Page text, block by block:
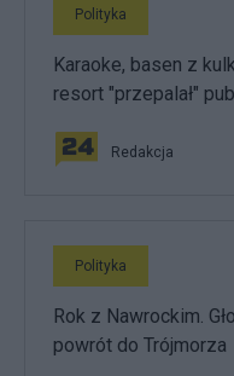
Polityka
Karaoke, basen z
resort "przepalał"
Redakcja
Polityka
Rok z Nawrockim.
powrót do Trójmorza